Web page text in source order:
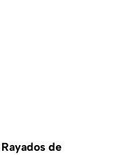
Rayados de